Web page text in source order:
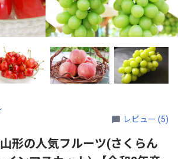
レビュー (5)
形の人気フルーツ(さくらん